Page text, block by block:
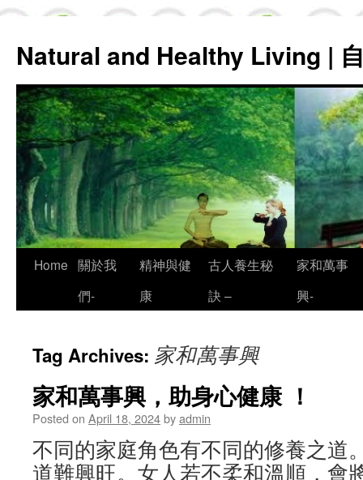
Natural and Healthy Living |
Skip
Home 關於我
們-
精神與健
康
古人養生秘
訣 –
家和萬事
興-
Tag Archives: 家和萬事興
家和萬事興，助身心健康 ！
Posted on April 18, 2024byadmin
不同的家庭角色有不同的修養之道
道難興旺。女人若不柔和溫順，會